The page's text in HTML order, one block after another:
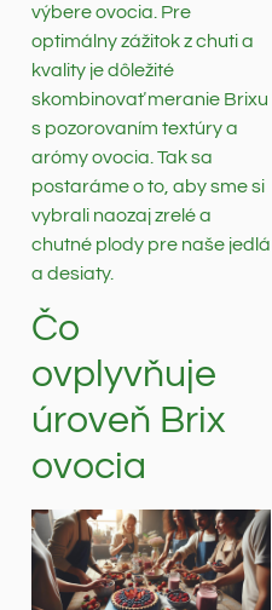
výbere ovocia. Pre
optimálny zážitok z chuti a
kvality je dôležité
skombinovať meranie Brixu
s pozorovaním textúry a
arómy ovocia. Tak sa
postaráme o to, aby sme si
vybrali naozaj zrelé a
chutné plody pre naše jedlá
a desiaty.
Čo
ovplyvňuje
úroveň Brix
ovocia